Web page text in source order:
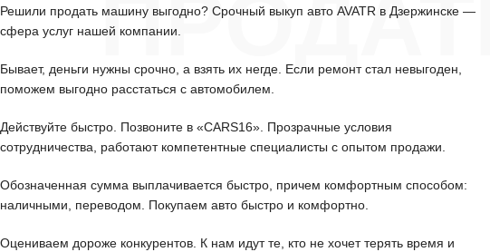
ПРОДАТЬ
Решили продать машину выгодно? Срочный выкуп авто AVATR в Дзержинске —
сфера услуг нашей компании.
Бывает, деньги нужны срочно, а взять их негде. Если ремонт стал невыгоден,
поможем выгодно расстаться с автомобилем.
Действуйте быстро. Позвоните в «CARS16». Прозрачные условия
сотрудничества, работают компетентные специалисты с опытом продажи.
Обозначенная сумма выплачивается быстро, причем комфортным способом:
наличными, переводом. Покупаем авто быстро и комфортно.
Оцениваем дороже конкурентов. К нам идут те, кто не хочет терять время и